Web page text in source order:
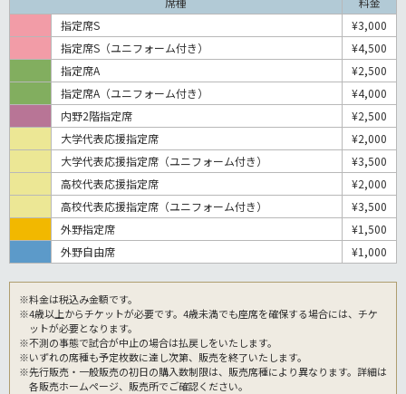
指定席S
¥3,000
指定席S（ユニフォーム付き）
¥4,500
指定席A
¥2,500
指定席A（ユニフォーム付き）
¥4,000
内野2階指定席
¥2,500
大学代表応援指定席
¥2,000
大学代表応援指定席（ユニフォーム付き）
¥3,500
高校代表応援指定席
¥2,000
高校代表応援指定席（ユニフォーム付き）
¥3,500
外野指定席
¥1,500
外野自由席
¥1,000
※料金は税込み金額です。
※4歳以上からチケットが必要です。4歳未満でも座席を確保する場合には、チケ
ットが必要となります。
※不測の事態で試合が中止の場合は払戻しをいたします。
※いずれの席種も予定枚数に達し次第、販売を終了いたします。
※先行販売・一般販売の初日の購入数制限は、販売席種により異なります。詳細は
各販売ホームページ、販売所でご確認ください。